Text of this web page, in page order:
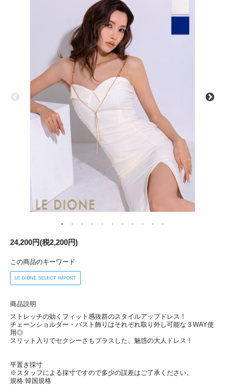
24,200円(税2,200円)
この商品のキーワード
LE DIONE SELECT IMPORT
商品説明
ストレッチの効くフィット感抜群のスタイルアップドレス！
チェーンショルダー・バスト飾りはそれぞれ取り外し可能な３WAY使
用◎
スリット入りでセクシーさもプラスした、魅惑の大人ドレス！
平置き採寸
※スタッフによる採寸ですので多少の誤差はご了承ください。
規格:韓国規格